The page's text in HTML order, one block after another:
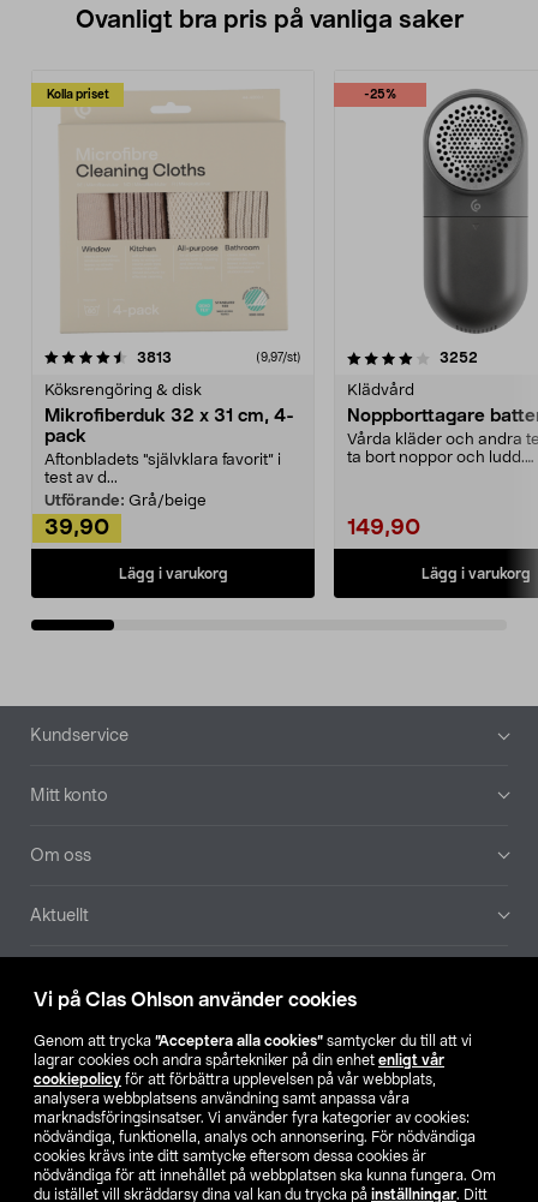
Vi på Clas Ohlson använder cookies
Genom att trycka ”Acceptera alla cookies” samtycker du till att vi
lagrar cookies och andra spårtekniker på din enhet enligt vår
cookiepolicy för att förbättra upplevelsen på vår webbplats,
analysera webbplatsens användning samt anpassa våra
marknadsföringsinsatser. Vi använder fyra kategorier av cookies:
nödvändiga, funktionella, analys och annonsering. För nödvändiga
cookies krävs inte ditt samtycke eftersom dessa cookies är
nödvändiga för att innehållet på webbplatsen ska kunna fungera. Om
du istället vill skräddarsy dina val kan du trycka på inställningar. Ditt
Ovanligt bra pris på vanliga saker
Kolla priset
3813 (9,97/st)
Köksrengöring & disk
Mikrofiberduk 32 x 31 cm, 4-
pack
Aftonbladets "självklara favorit” i
test av d...
Utförande: Grå/beige
39,90
Lägg i varukorg
-25%
4.0av 5 stjärnor 3252
Klädvård
Noppborttagare
Vårda kläder och andra
ta bort noppor och ludd.
149,90
Lägg i varukorg
4.5av 5 stjärnor
Sidfot
Kundservice
Mitt konto
Om oss
Aktuellt
Hitta butik
SE NO FI